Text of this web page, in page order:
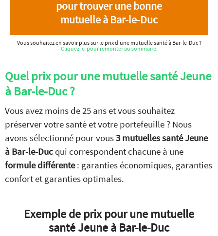
pour trouver une bonne
mutuelle à Bar-le-Duc
Vous souhaitez en savoir plus sur le prix d'une mutuelle santé à Bar-le-Duc ?
Cliquez ici pour remonter au sommaire.
Quel prix pour une mutuelle santé Jeune
à Bar-le-Duc ?
Vous avez moins de 25 ans et vous souhaitez
préserver votre santé et votre portefeuille ? Nous
avons sélectionné pour vous3 mutuelles santé Jeune
à Bar-le-Duc qui correspondent chacune à une
formule différente: garanties économiques, garanties
confort et garanties optimales.
Exemple de prix pour une mutuelle
santé Jeune à Bar-le-Duc